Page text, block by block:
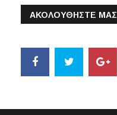
ΑΚΟΛΟΥΘΗΣΤΕ ΜΑΣ